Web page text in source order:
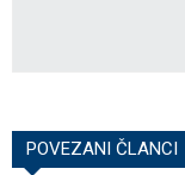
POVEZANI ČLANCI